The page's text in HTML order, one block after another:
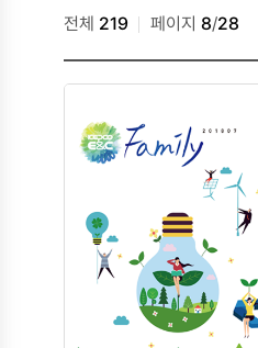
웹진
전체 219 페이지 8/28